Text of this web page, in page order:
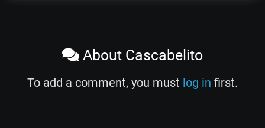
About Cascabelito
To add a comment, you must log in first.